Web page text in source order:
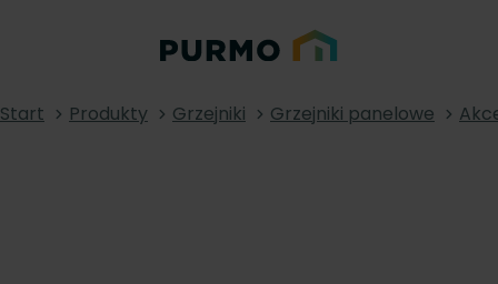
Start Produkty Grzejniki Grzejniki panelowe